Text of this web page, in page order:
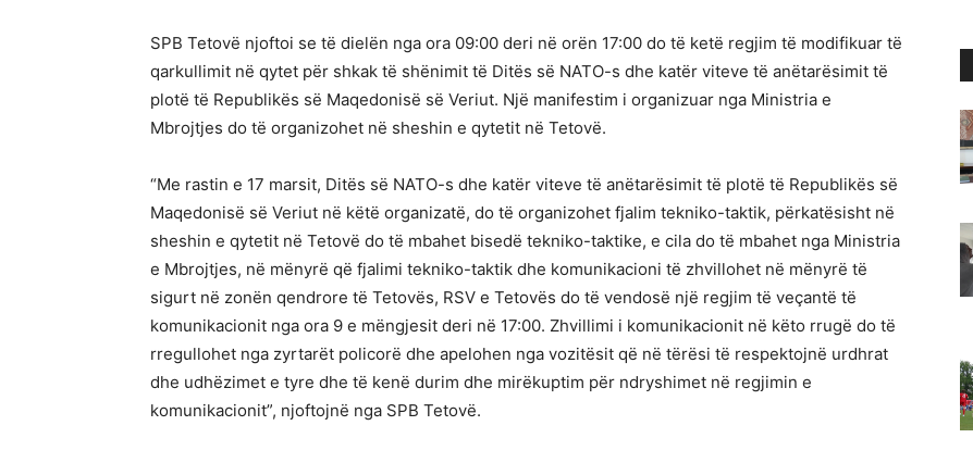
SPB Tetovë njoftoi se të dielën nga ora 09:00 deri në orën 17:00 do të ketë regjim të modifikuar të
qarkullimit në qytet për shkak të shënimit të Ditës së NATO-s dhe katër viteve të anëtarësimit të
plotë të Republikës së Maqedonisë së Veriut. Një manifestim i organizuar nga Ministria e
Mbrojtjes do të organizohet në sheshin e qytetit në Tetovë.
“Me rastin e 17 marsit, Ditës së NATO-s dhe katër viteve të anëtarësimit të plotë të Republikës së
Maqedonisë së Veriut në këtë organizatë, do të organizohet fjalim tekniko-taktik, përkatësisht në
sheshin e qytetit në Tetovë do të mbahet bisedë tekniko-taktike, e cila do të mbahet nga Ministria
e Mbrojtjes, në mënyrë që fjalimi tekniko-taktik dhe komunikacioni të zhvillohet në mënyrë të
sigurt në zonën qendrore të Tetovës, RSV e Tetovës do të vendosë një regjim të veçantë të
komunikacionit nga ora 9 e mëngjesit deri në 17:00. Zhvillimi i komunikacionit në këto rrugë do të
rregullohet nga zyrtarët policorë dhe apelohen nga vozitësit që në tërësi të respektojnë urdhrat
dhe udhëzimet e tyre dhe të kenë durim dhe mirëkuptim për ndryshimet në regjimin e
komunikacionit”, njoftojnë nga SPB Tetovë.